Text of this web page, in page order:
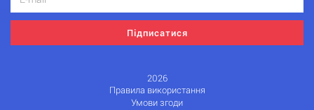
Підписатися
2026
Правила використання
Умови згоди